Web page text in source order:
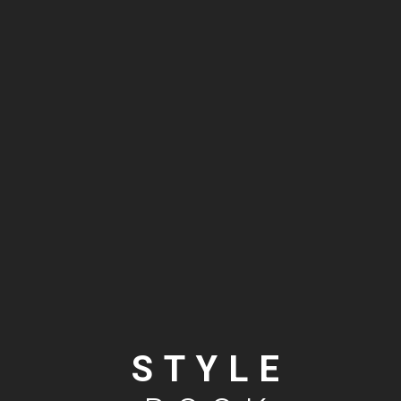
STYLE